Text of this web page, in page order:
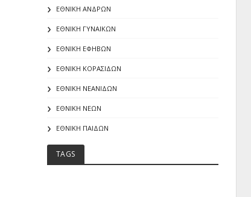
ΕΘΝΙΚΗ ΑΝΔΡΩΝ
ΕΘΝΙΚΗ ΓΥΝΑΙΚΩΝ
ΕΘΝΙΚΗ ΕΦΗΒΩΝ
ΕΘΝΙΚΗ ΚΟΡΑΣΙΔΩΝ
ΕΘΝΙΚΗ ΝΕΑΝΙΔΩΝ
ΕΘΝΙΚΗ ΝΕΩΝ
ΕΘΝΙΚΗ ΠΑΙΔΩΝ
TAGS